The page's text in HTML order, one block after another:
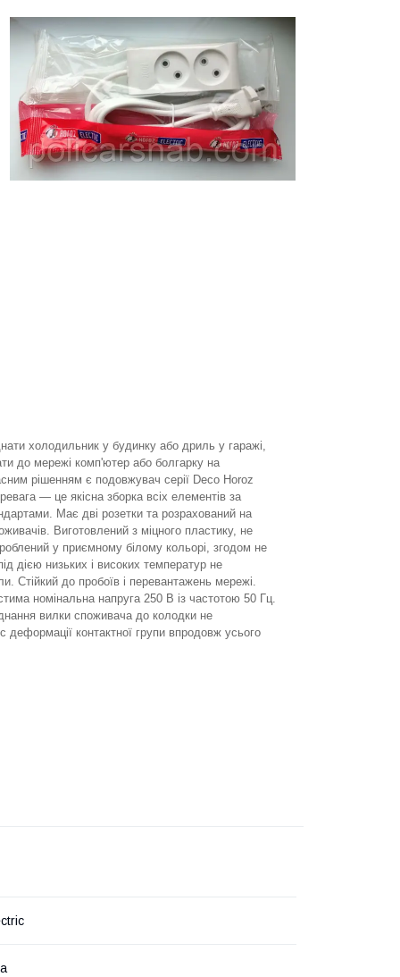
холодильник у будинку або дриль у гаражі,
до мережі комп'ютер або болгарку на
рішенням є подовжувач серії Deco Horoz
— це якісна зборка всіх елементів за
Має дві розетки та розрахований на
Виготовлений з міцного пластику, не
у приємному білому кольорі, згодом не
дією низьких і високих температур не
Стійкий до пробоїв і перевантажень мережі.
номінальна напруга 250 В із частотою 50 Гц.
вилки споживача до колодки не
деформації контактної групи впродовж усього